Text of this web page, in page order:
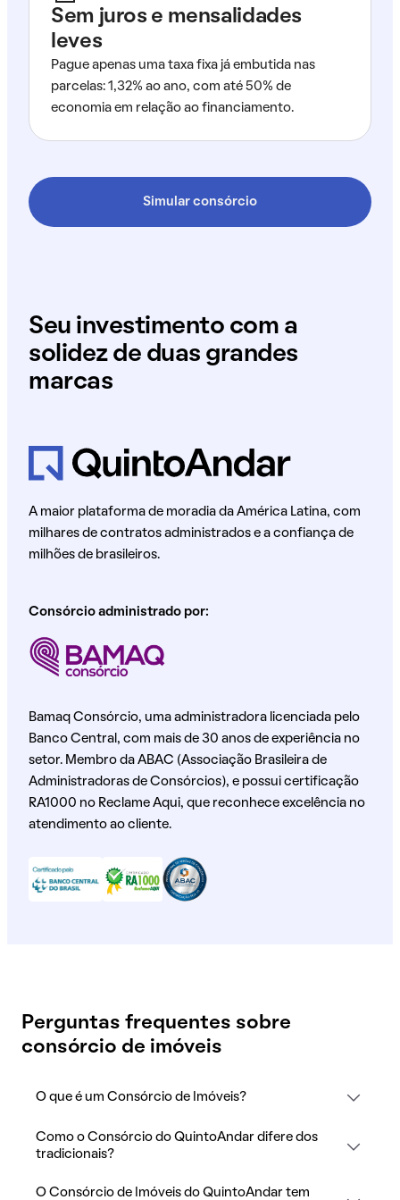
Sem juros e mensalidades
leves
Pague apenas uma taxa fixa já embutida nas
parcelas: 1,32% ao ano, com até 50% de
economia em relação ao financiamento.
Simular consórcio
Seu investimento com a
solidez de duas grandes
marcas
A maior plataforma de moradia da América Latina, com
milhares de contratos administrados e a confiança de
milhões de brasileiros.
Consórcio administrado por:
Bamaq Consórcio, uma administradora licenciada pelo
Banco Central, com mais de 30 anos de experiência no
setor. Membro da ABAC (Associação Brasileira de
Administradoras de Consórcios), e possui certificação
RA1000 no Reclame Aqui, que reconhece excelência no
atendimento ao cliente.
Perguntas frequentes sobre
consórcio de imóveis
O que é um Consórcio de Imóveis?
Como o Consórcio do QuintoAndar difere dos
tradicionais?
O Consórcio de Imóveis do QuintoAndar tem